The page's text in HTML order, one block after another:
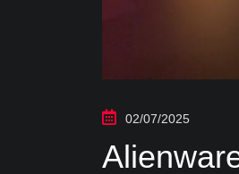
02/07/2025